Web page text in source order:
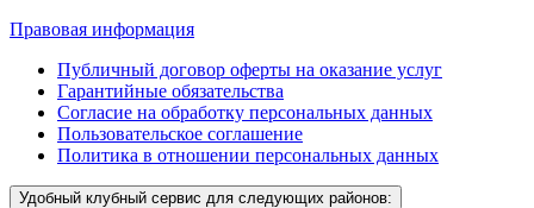
Правовая информация
Публичный договор оферты на оказание услуг
Гарантийные обязательства
Согласие на обработку персональных данных
Пользовательское соглашение
Политика в отношении персональных данных
Удобный клубный сервис для следующих районов: